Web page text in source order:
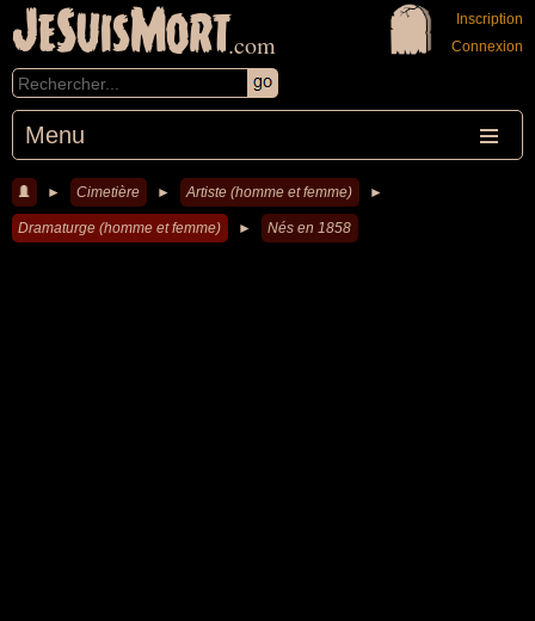
JeSuisMort.com
Menu
Inscription
Connexion
► Cimetière ► Artiste (homme et femme) ►
Dramaturge (homme et femme) ► Nés en 1858